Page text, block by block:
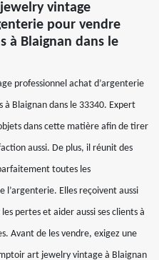
vintage
pour vendre
à Blaignan dans le
professionnel achat d’argenterie
à Blaignan dans le 33340. Expert
dans cette matière afin de tirer
aussi. De plus, il réunit des
toutes les
l’argenterie. Elles reçoivent aussi
pertes et aider aussi ses clients à
Avant de les vendre, exigez une
art jewelry vintage à Blaignan